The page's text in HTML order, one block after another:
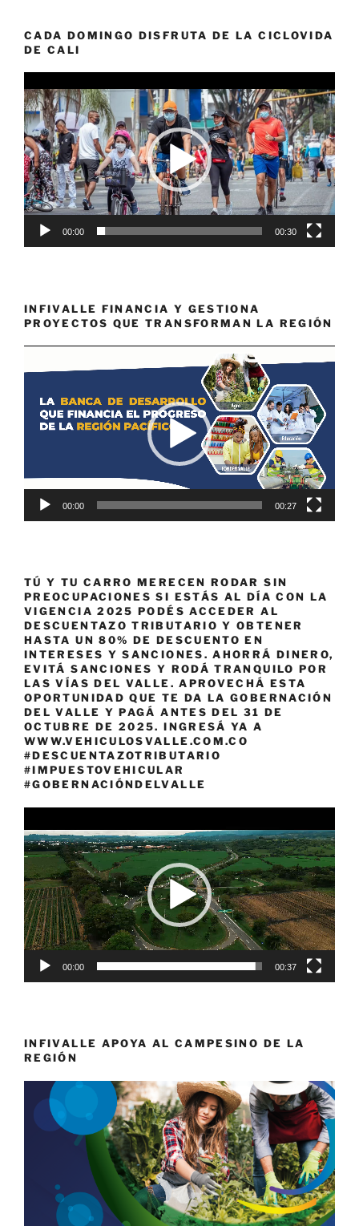
CADA DOMINGO DISFRUTA DE LA CICLOVIDA
DE CALI
de
vídeo
00:00 00:30
INFIVALLE FINANCIA Y GESTIONA
PROYECTOS QUE TRANSFORMAN LA REGIÓN
de
00:00 00:27
TÚ Y TU CARRO MERECEN RODAR SIN
PREOCUPACIONES SI ESTÁS AL DÍA CON LA
VIGENCIA 2025 PODÉS ACCEDER AL
DESCUENTAZO TRIBUTARIO Y OBTENER
HASTA UN 80% DE DESCUENTO EN
INTERESES Y SANCIONES. AHORRÁ DINERO,
EVITÁ SANCIONES Y RODÁ TRANQUILO POR
LAS VÍAS DEL VALLE. APROVECHÁ ESTA
OPORTUNIDAD QUE TE DA LA GOBERNACIÓN
DEL VALLE Y PAGÁ ANTES DEL 31 DE
OCTUBRE DE 2025. INGRESÁ YA A
WWW.VEHICULOSVALLE.COM.CO
#DESCUENTAZOTRIBUTARIO
#IMPUESTOVEHICULAR
#GOBERNACIÓNDELVALLE
de
vídeo
00:00 00:37
INFIVALLE APOYA AL CAMPESINO DE LA
REGIÓN